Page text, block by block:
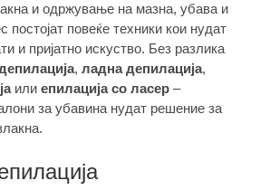
и одржување на мазна, убава и
постојат повеќе техники кои нудат
и пријатно искуство. Без разлика
,ладна депилација,
илиепилација со ласер –
за убавина нудат решение за